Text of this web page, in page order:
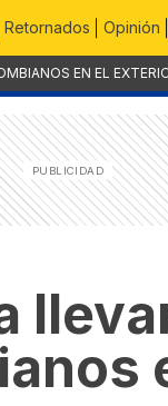
Retornados Opinión
EN EL